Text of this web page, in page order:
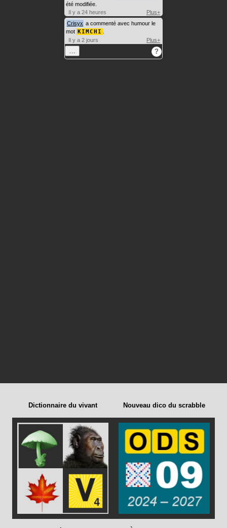
été modifiée.
Il y a 24 heures
Plus+
Crisyx a commenté avec humour le
mot KIMCHI
Il y a 2 jours
Plus+
… ?
Dictionnaire du vivant Nouveau dico du scrabble